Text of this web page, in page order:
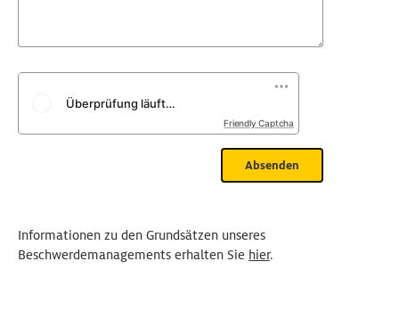
Friendly Captcha
Informationen zu den Grundsätzen unseres
Beschwerdemanagements erhalten Sie hier.